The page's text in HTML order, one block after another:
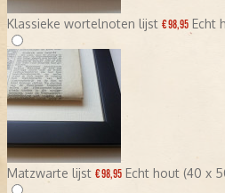
Klassieke wortelnoten lijst € 98,95 Echt
Matzwarte lijst € 98,95 Echt hout (40 x